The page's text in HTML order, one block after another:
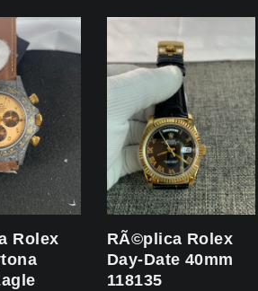
Rolex
RÃ©plica Rolex
Day-Date 40mm
118135